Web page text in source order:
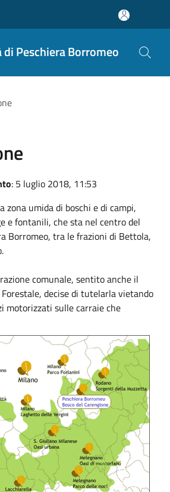
di Peschiera Borromeo
: 5 luglio 2018, 11:53
zona umida di boschi e di campi,
e fontanili, che sta nel centro del
Borromeo, tra le frazioni di Bettola,
comunale, sentito anche il
decise di tutelarla vietando
motorizzati sulle carraie che